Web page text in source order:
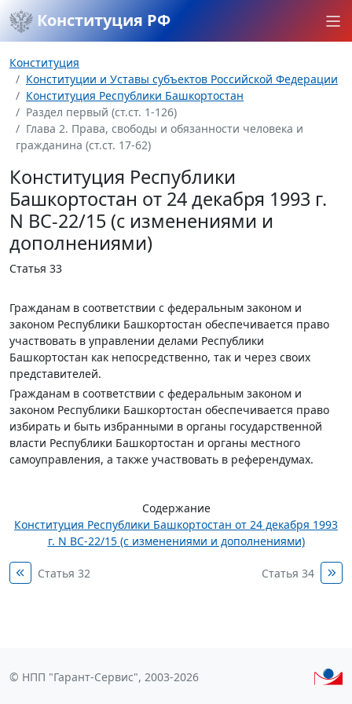
Конституция РФ
Конституция
Конституции и Уставы субъектов Российской Федерации
Конституция Республики Башкортостан
Раздел первый (ст.ст. 1-126)
Глава 2. Права, свободы и обязанности человека и
гражданина (ст.ст. 17-62)
Конституция Республики
Башкортостан от 24 декабря 1993 г.
N ВС-22/15 (с изменениями и
дополнениями)
Статья 33
Гражданам в соответствии с федеральным законом и
законом Республики Башкортостан обеспечивается право
участвовать в управлении делами Республики
Башкортостан как непосредственно, так и через своих
представителей.
Гражданам в соответствии с федеральным законом и
законом Республики Башкортостан обеспечивается право
избирать и быть избранными в органы государственной
власти Республики Башкортостан и органы местного
самоуправления, а также участвовать в референдумах.
Содержание
Конституция Республики Башкортостан от 24 декабря 1993
г. N ВС-22/15 (с изменениями и дополнениями)
Статья 32 Статья 34
© НПП "Гарант-Сервис", 2003-2026